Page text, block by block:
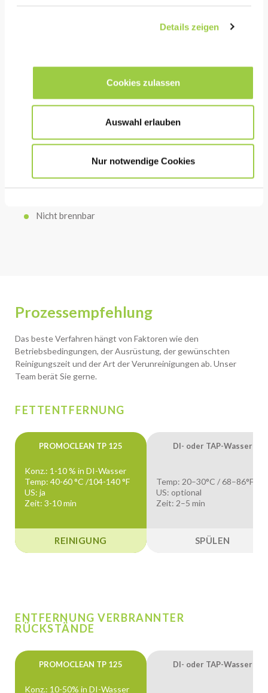
Details zeigen
Cookies zulassen
Auswahl erlauben
Nur notwendige Cookies
Lange Badstandzeit aufgrund seiner Fähigkeit,
GSU
Ungiftig & keine CMR-Stoffe
Geringer chemischer Sauerstoffbedarf für die
Abfallbehandlung
Nachhaltige Chelatbildner ohne
Nicht brennbar
Prozessempfehlung
Das beste Verfahren hängt von Faktoren wie den
Betriebsbedingungen, der Ausrüstung, der gewünschten
Reinigungszeit und der Art der Verunreinigungen ab. Unser
Team berät Sie gerne.
FETTENTFERNUNG
PROMOCLEAN TP 125
Konz.: 1-10 % in DI-Wasser
Temp: 40-60 °C /104-140 °F
US: ja
Zeit: 3-10 min
REINIGUNG
DI- oder TAP-Wasser
Temp: 20–30°C / 68–86°F
US: optional
Zeit: 2–5 min
SPÜLEN
ENTFERNUNG VERBRANNTER
RÜCKSTÄNDE
PROMOCLEAN TP 125
Konz.: 10-50% in DI-Wasser
DI- oder TAP-Wasser